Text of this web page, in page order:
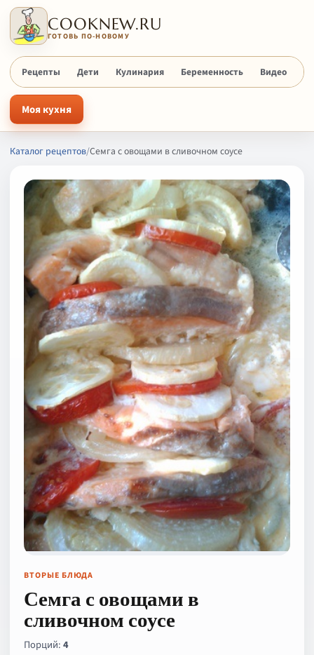
COOKNEW.RU
ГОТОВЬ ПО-НОВОМУ
Рецепты Дети Кулинария Беременность Видео
Моя кухня
Каталог рецептов/Семга с овощами в сливочном соусе
ВТОРЫЕ БЛЮДА
Семга с овощами в
сливочном соусе
Порций:4